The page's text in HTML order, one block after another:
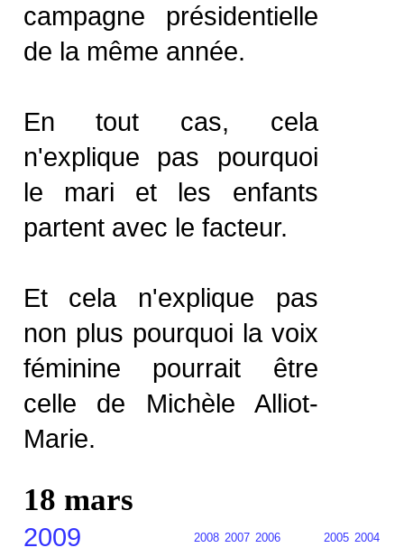
campagne présidentielle
de la même année.
En tout cas, cela
n'explique pas pourquoi
le mari et les enfants
partent avec le facteur.
Et cela n'explique pas
non plus pourquoi la voix
féminine pourrait être
celle de Michèle Alliot-
Marie.
18 mars
2009 2008 2007 2006 2005 2004